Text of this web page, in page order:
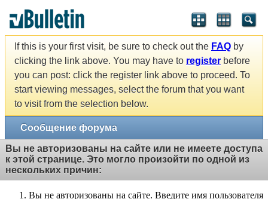
If this is your first visit, be sure to check out the FAQ by
clicking the link above. You may have to register before
you can post: click the register link above to proceed. To
start viewing messages, select the forum that you want
to visit from the selection below.
Сообщение форума
Вы не авторизованы на сайте или не имеете доступа
к этой странице. Это могло произойти по одной из
нескольких причин:
Вы не авторизованы на сайте. Введите имя пользователя